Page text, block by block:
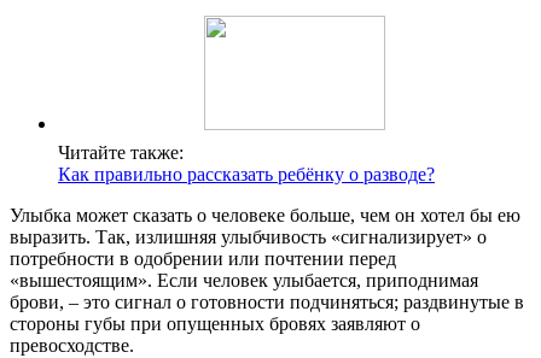
Читайте также:
Как правильно рассказать ребёнку о разводе?
Улыбка может сказать о человеке больше, чем он хотел бы ею
выразить. Так, излишняя улыбчивость «сигнализирует» о
потребности в одобрении или почтении перед
«вышестоящим». Если человек улыбается, приподнимая
брови, – это сигнал о готовности подчиняться; раздвинутые в
стороны губы при опущенных бровях заявляют о
превосходстве.